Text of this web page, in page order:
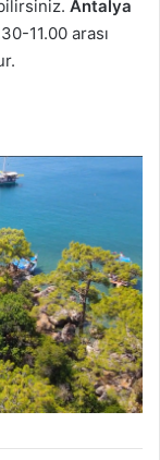
Antalya
11.00 arası